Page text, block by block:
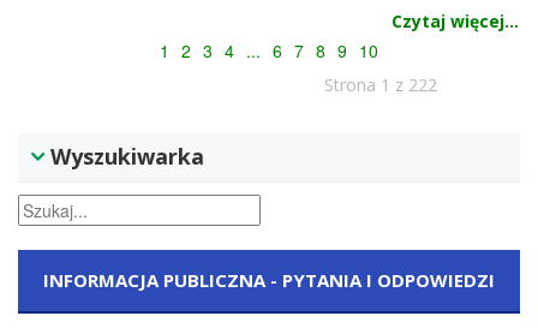
Czytaj więcej...
Strona 1 z 222
1 2 3 4 ... 6 7 8 9 10
Wyszukiwarka
INFORMACJA PUBLICZNA - PYTANIA I ODPOWIEDZI